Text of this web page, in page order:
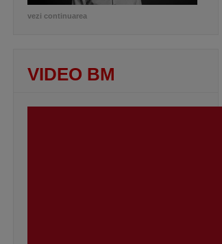
vezi continuarea
VIDEO BM